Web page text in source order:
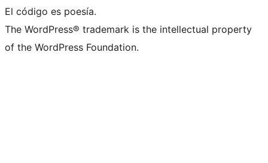
El código es poesía.
The WordPress® trademark is the intellectual property
of the WordPress Foundation.